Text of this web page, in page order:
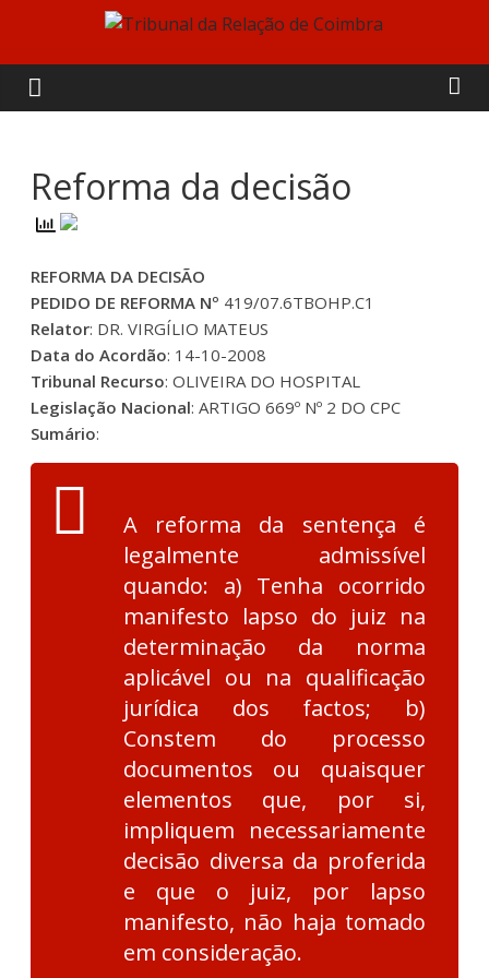
content
Tribunal
da
Relação
de
Coimbra
Reforma da decisão
REFORMA DA DECISÃO
PEDIDO DE REFORMA Nº 419/07.6TBOHP.C1
Relator: DR. VIRGÍLIO MATEUS
Data do Acordão: 14-10-2008
Tribunal Recurso: OLIVEIRA DO HOSPITAL
Legislação Nacional: ARTIGO 669º Nº 2 DO CPC
Sumário:
A reforma da sentença é
legalmente admissível
quando: a) Tenha ocorrido
manifesto lapso do juiz na
determinação da norma
aplicável ou na qualificação
jurídica dos factos; b)
Constem do processo
documentos ou quaisquer
elementos que, por si,
impliquem necessariamente
decisão diversa da proferida
e que o juiz, por lapso
manifesto, não haja tomado
em consideração.